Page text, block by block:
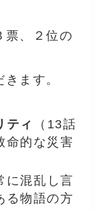
票、２位の
ます。
ティ
（13話
命的な災害
に混乱し言
る物語の方